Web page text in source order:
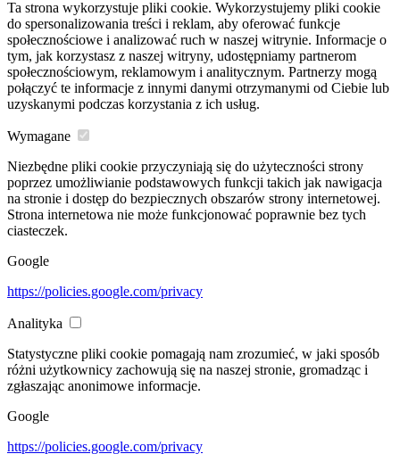
Ta strona wykorzystuje pliki cookie. Wykorzystujemy pliki cookie
do spersonalizowania treści i reklam, aby oferować funkcje
społecznościowe i analizować ruch w naszej witrynie. Informacje o
tym, jak korzystasz z naszej witryny, udostępniamy partnerom
społecznościowym, reklamowym i analitycznym. Partnerzy mogą
połączyć te informacje z innymi danymi otrzymanymi od Ciebie lub
uzyskanymi podczas korzystania z ich usług.
Wymagane
Niezbędne pliki cookie przyczyniają się do użyteczności strony
poprzez umożliwianie podstawowych funkcji takich jak nawigacja
na stronie i dostęp do bezpiecznych obszarów strony internetowej.
Strona internetowa nie może funkcjonować poprawnie bez tych
ciasteczek.
Google
https://policies.google.com/privacy
Analityka
Statystyczne pliki cookie pomagają nam zrozumieć, w jaki sposób
różni użytkownicy zachowują się na naszej stronie, gromadząc i
zgłaszając anonimowe informacje.
Google
https://policies.google.com/privacy